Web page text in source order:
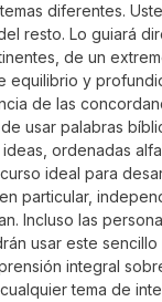
diferentes.
resto. Lo guiará
de un
equilibrio y
de las
usar palabras
ordenadas
ideal para
particular,
Incluso las
usar este
integral
tema de